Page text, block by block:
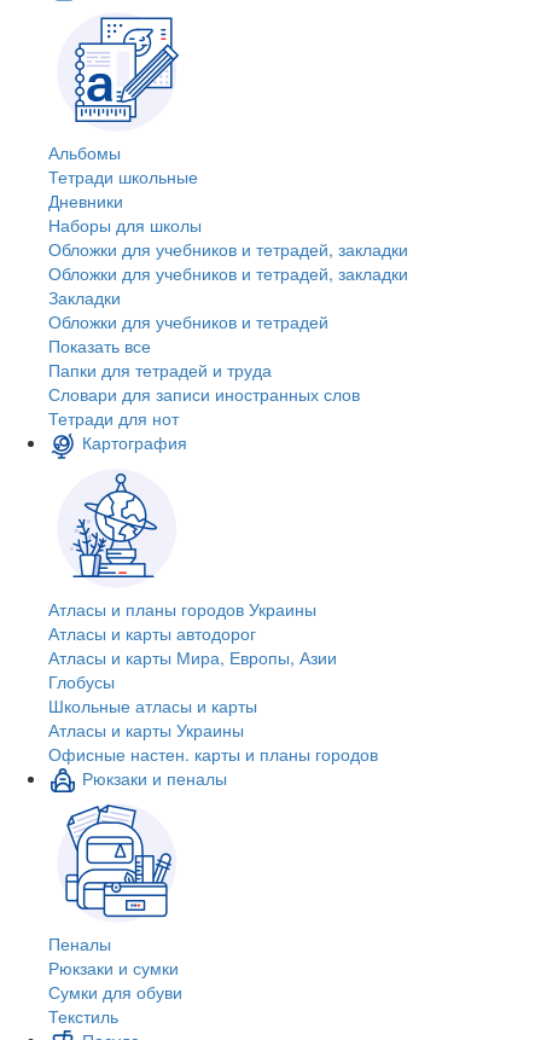
Альбомы
Тетради школьные
Дневники
Наборы для школы
Обложки для учебников и тетрадей, закладки
Обложки для учебников и тетрадей, закладки
Закладки
Обложки для учебников и тетрадей
Показать все
Папки для тетрадей и труда
Словари для записи иностранных слов
Тетради для нот
Картография
Атласы и планы городов Украины
Атласы и карты автодорог
Атласы и карты Мира, Европы, Азии
Глобусы
Школьные атласы и карты
Атласы и карты Украины
Офисные настен. карты и планы городов
Рюкзаки и пеналы
Пеналы
Рюкзаки и сумки
Сумки для обуви
Текстиль